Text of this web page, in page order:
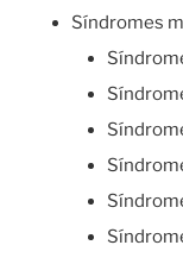
Síndromes